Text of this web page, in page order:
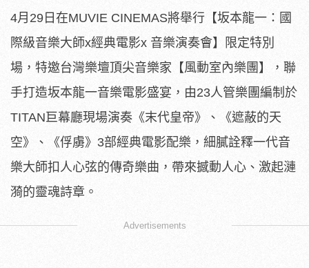
4月29日在MUVIE CINEMAS將舉行【坂本龍一：國
際級音樂大師x經典電影x 音樂演奏會】限定特別
場，特邀台灣樂壇頂尖音樂家【風動室內樂團】，聯
手打造坂本龍一音樂電影盛宴，由23人管樂團編制於
TITAN巨幕廳現場演奏《末代皇帝》、《遮蔽的天
空》、
《俘虜》3部經典電影配樂， 細膩詮釋一代音
樂大師扣人心弦的傳奇樂曲，帶來撼動人心、 激起漣
漪的靈魂詩章。
Advertisements